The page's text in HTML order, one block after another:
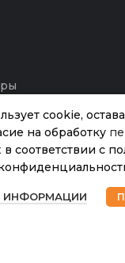
cookie,
на обработку
в соответствии с
ИНФОРМАЦИИ
12.26
33.00₽
В